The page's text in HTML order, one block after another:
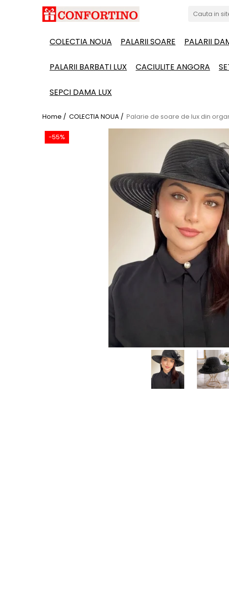
COLECTIA NOUA PALARII SOARE PALARII
PALARII BARBATI LUX CACIULITE ANGORA
SEPCI DAMA LUX
Home / COLECTIA NOUA / Palarie de soare de lux din
-55%